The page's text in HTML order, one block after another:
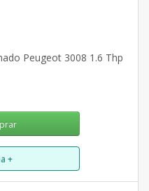
Peugeot 3008 1.6 Thp
+